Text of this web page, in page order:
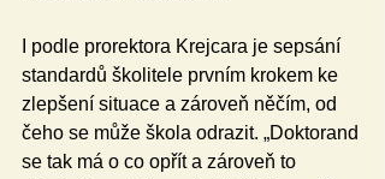
I podle prorektora Krejcara je sepsání
standardů školitele prvním krokem ke
zlepšení situace a zároveň něčím, od
čeho se může škola odrazit. „Doktorand
se tak má o co opřít a zároveň to